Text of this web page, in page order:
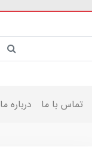
تماس با ما درباره ما